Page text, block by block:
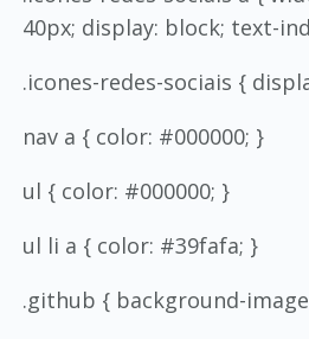
40px; display: block; text-
.icones-redes-sociais {
nav a { color: #000000; }
ul { color: #000000; }
ul li a { color: #39fafa; }
.github { background-